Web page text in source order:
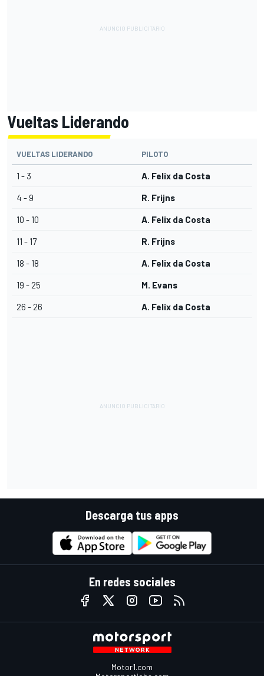
Vueltas Liderando
VUELTAS LIDERANDO PILOTO
1 - 3 A. Felix da Costa
4 - 9 R. Frijns
10 - 10 A. Felix da Costa
11 - 17 R. Frijns
18 - 18 A. Felix da Costa
19 - 25 M. Evans
26 - 26 A. Felix da Costa
Descarga tus apps
En redes sociales
Motor1.com